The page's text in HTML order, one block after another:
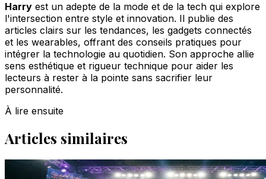
Harry est un adepte de la mode et de la tech qui explore
l'intersection entre style et innovation. Il publie des
articles clairs sur les tendances, les gadgets connectés
et les wearables, offrant des conseils pratiques pour
intégrer la technologie au quotidien. Son approche allie
sens esthétique et rigueur technique pour aider les
lecteurs à rester à la pointe sans sacrifier leur
personnalité.
À lire ensuite
Articles similaires